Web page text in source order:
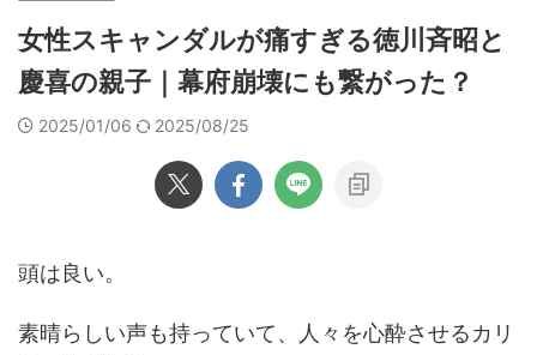
女性スキャンダルが痛すぎる徳川斉昭と
慶喜の親子｜幕府崩壊にも繋がった？
2025/01/06 2025/08/25
頭は良い。
素晴らしい声も持っていて、人々を心酔させるカリ